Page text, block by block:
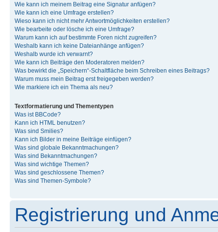
Wie kann ich meinem Beitrag eine Signatur anfügen?
Wie kann ich eine Umfrage erstellen?
Wieso kann ich nicht mehr Antwortmöglichkeiten erstellen?
Wie bearbeite oder lösche ich eine Umfrage?
Warum kann ich auf bestimmte Foren nicht zugreifen?
Weshalb kann ich keine Dateianhänge anfügen?
Weshalb wurde ich verwarnt?
Wie kann ich Beiträge den Moderatoren melden?
Was bewirkt die „Speichern“-Schaltfläche beim Schreiben eines Beitrags?
Warum muss mein Beitrag erst freigegeben werden?
Wie markiere ich ein Thema als neu?
Textformatierung und Thementypen
Was ist BBCode?
Kann ich HTML benutzen?
Was sind Smilies?
Kann ich Bilder in meine Beiträge einfügen?
Was sind globale Bekanntmachungen?
Was sind Bekanntmachungen?
Was sind wichtige Themen?
Was sind geschlossene Themen?
Was sind Themen-Symbole?
Registrierung und